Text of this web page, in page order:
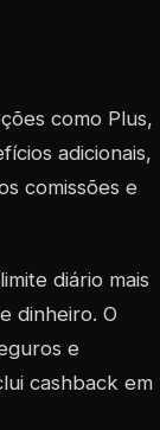
como Plus,
adicionais,
comissões e
diário mais
dinheiro. O
e
cashback em